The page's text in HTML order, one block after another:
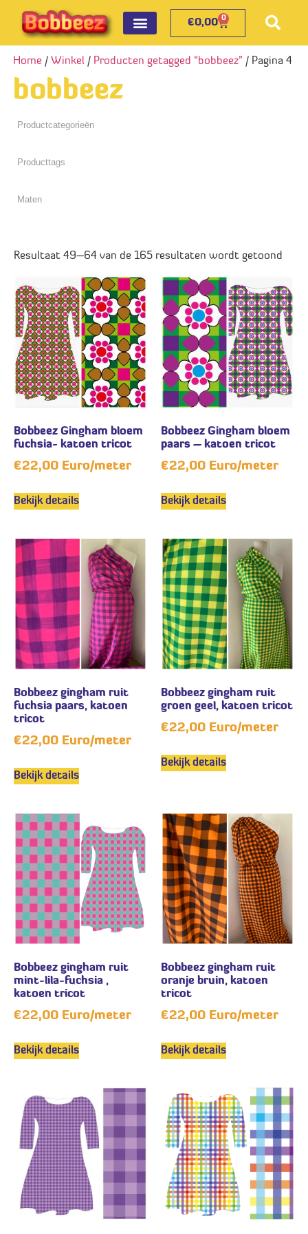
€0,00 0
Home / Winkel / Producten getagged “bobbeez” / Pagina 4
bobbeez
Resultaat 49–64 van de 165 resultaten wordt getoond
Bobbeez Gingham bloem
fuchsia- katoen tricot
€22,00 Euro/meter
Bekijk details
Bobbeez Gingham bloem
paars – katoen tricot
€22,00 Euro/meter
Bekijk details
Bobbeez gingham ruit
fuchsia paars, katoen
tricot
€22,00 Euro/meter
Bekijk details
Bobbeez gingham ruit
groen geel, katoen tricot
€22,00 Euro/meter
Bekijk details
Bobbeez gingham ruit
mint-lila-fuchsia ,
katoen tricot
€22,00 Euro/meter
Bekijk details
Bobbeez gingham ruit
oranje bruin, katoen
tricot
€22,00 Euro/meter
Bekijk details